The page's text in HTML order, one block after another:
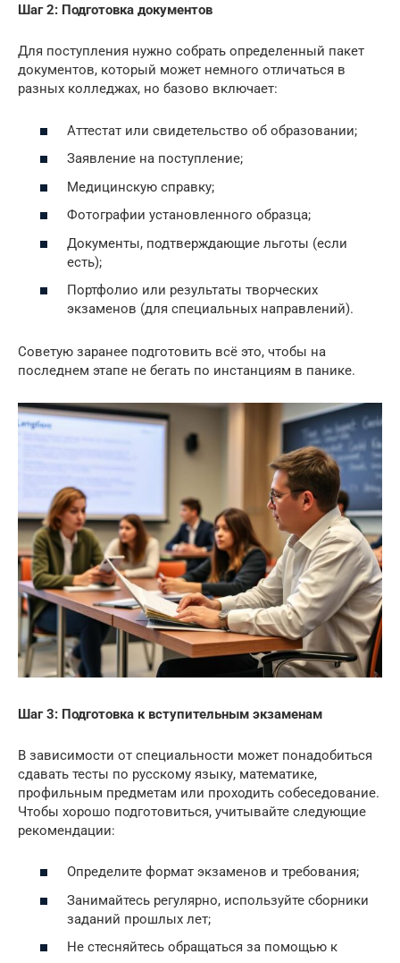
Шаг 2: Подготовка документов
Для поступления нужно собрать определенный пакет
документов, который может немного отличаться в
разных колледжах, но базово включает:
Аттестат или свидетельство об образовании;
Заявление на поступление;
Медицинскую справку;
Фотографии установленного образца;
Документы, подтверждающие льготы (если
есть);
Портфолио или результаты творческих
экзаменов (для специальных направлений).
Советую заранее подготовить всё это, чтобы на
последнем этапе не бегать по инстанциям в панике.
Шаг 3: Подготовка к вступительным экзаменам
В зависимости от специальности может понадобиться
сдавать тесты по русскому языку, математике,
профильным предметам или проходить собеседование.
Чтобы хорошо подготовиться, учитывайте следующие
рекомендации:
Определите формат экзаменов и требования;
Занимайтесь регулярно, используйте сборники
заданий прошлых лет;
Не стесняйтесь обращаться за помощью к